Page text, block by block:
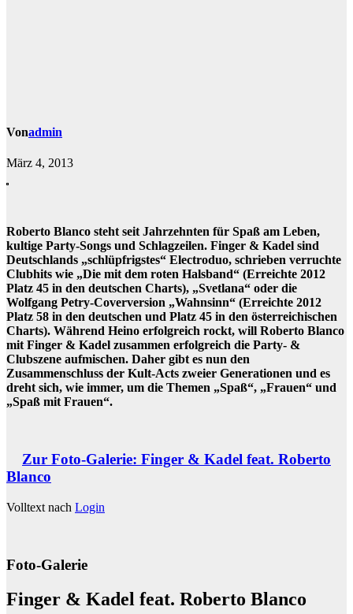
Vonadmin
März 4, 2013
Roberto Blanco steht seit Jahrzehnten für Spaß am Leben,
kultige Party-Songs und Schlagzeilen. Finger & Kadel sind
Deutschlands „schlüpfrigstes“ Electroduo, schrieben verruchte
Clubhits wie „Die mit dem roten Halsband“ (Erreichte 2012
Platz 45 in den deutschen Charts), „Svetlana“ oder die
Wolfgang Petry-Coverversion „Wahnsinn“ (Erreichte 2012
Platz 58 in den deutschen und Platz 45 in den österreichischen
Charts). Während Heino erfolgreich rockt, will Roberto Blanco
mit Finger & Kadel zusammen erfolgreich die Party- &
Clubszene aufmischen. Daher gibt es nun den
Zusammenschluss der Kult-Acts zweier Generationen und es
dreht sich, wie immer, um die Themen „Spaß“, „Frauen“ und
„Spaß mit Frauen“.
Zur Foto-Galerie: Finger & Kadel feat. Roberto
Blanco
Volltext nach Login
Foto-Galerie
Finger & Kadel feat. Roberto Blanco